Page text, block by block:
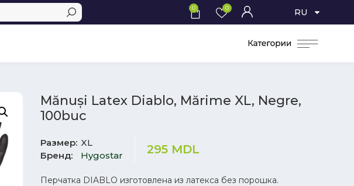
0 0 RU
Mănuși Latex Diablo, Mărime XL, Negre,
100buc
Размер XL
Бренд
Hygostar 295 MDL
Перчатка DIABLO изготовлена из латекса без порошка.